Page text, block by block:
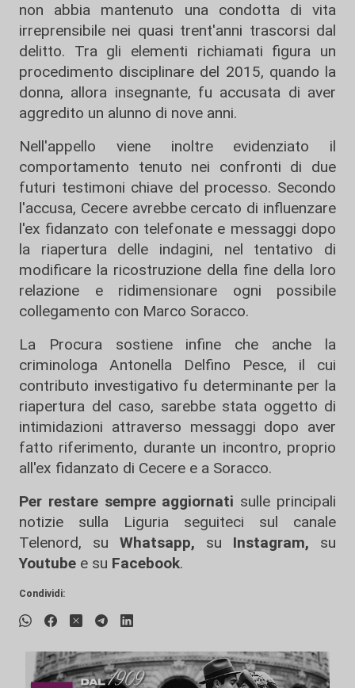
non abbia mantenuto una condotta di vita
irreprensibile nei quasi trent'anni trascorsi dal
delitto. Tra gli elementi richiamati figura un
procedimento disciplinare del 2015, quando la
donna, allora insegnante, fu accusata di aver
aggredito un alunno di nove anni.
Nell'appello viene inoltre evidenziato il
comportamento tenuto nei confronti di due
futuri testimoni chiave del processo. Secondo
l'accusa, Cecere avrebbe cercato di influenzare
l'ex fidanzato con telefonate e messaggi dopo
la riapertura delle indagini, nel tentativo di
modificare la ricostruzione della fine della loro
relazione e ridimensionare ogni possibile
collegamento con Marco Soracco.
La Procura sostiene infine che anche la
criminologa Antonella Delfino Pesce, il cui
contributo investigativo fu determinante per la
riapertura del caso, sarebbe stata oggetto di
intimidazioni attraverso messaggi dopo aver
fatto riferimento, durante un incontro, proprio
all'ex fidanzato di Cecere e a Soracco.
Per restare sempre aggiornati sulle principali
notizie sulla Liguria seguiteci sul canale
Telenord, su
Whatsapp, su Instagram, su
Youtube e su Facebook.
Condividi: